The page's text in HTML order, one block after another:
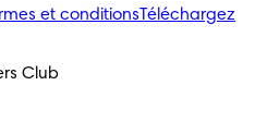
et conditionsTéléchargez
Club